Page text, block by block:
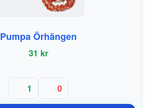
Pumpa Örhängen
31 kr
1 0